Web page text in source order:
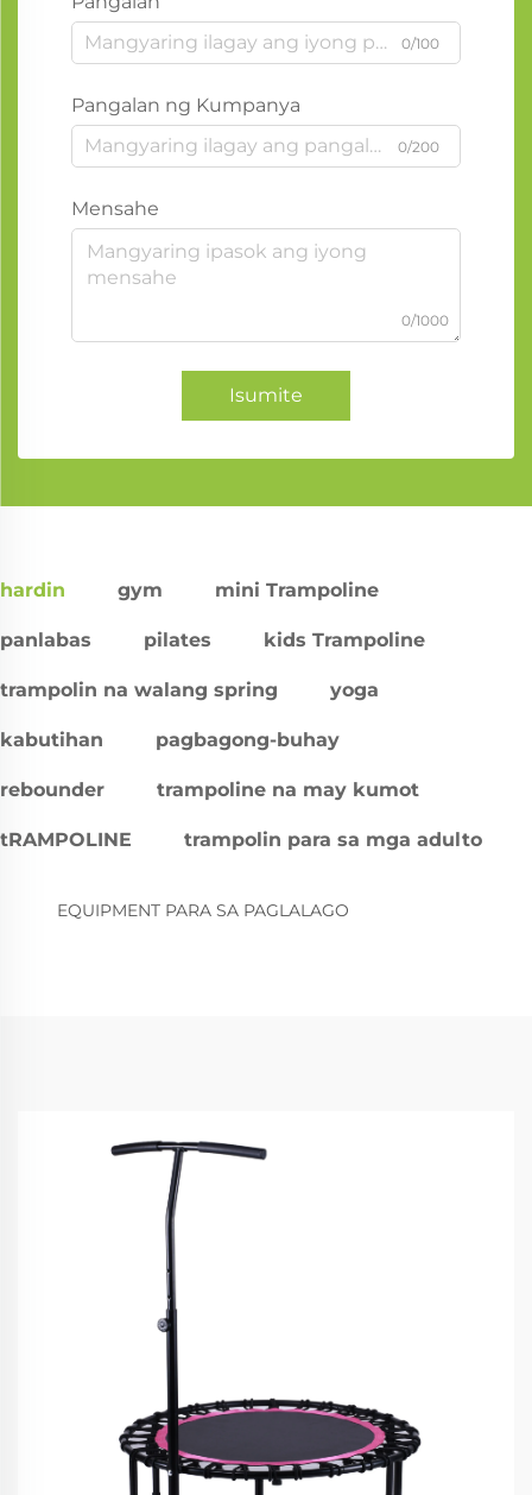
0/100
Pangalan ng Kumpanya
0/200
Mensahe
0/1000
Isumite
hardin gym mini Trampoline
panlabas pilates kids Trampoline
trampolin na walang spring yoga
kabutihan pagbagong-buhay
rebounder trampoline na may kumot
tRAMPOLINE trampolin para sa mga adulto
EQUIPMENT PARA SA PAGLALAGO